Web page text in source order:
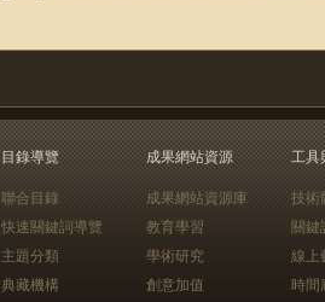
目錄導覽
聯合目錄
快速關鍵詞導覽
主題分類
典藏機構
成果網站資源
成果網站資源庫
教育學習
學術研究
創意加值
工具
技術
關鍵
線上
時間